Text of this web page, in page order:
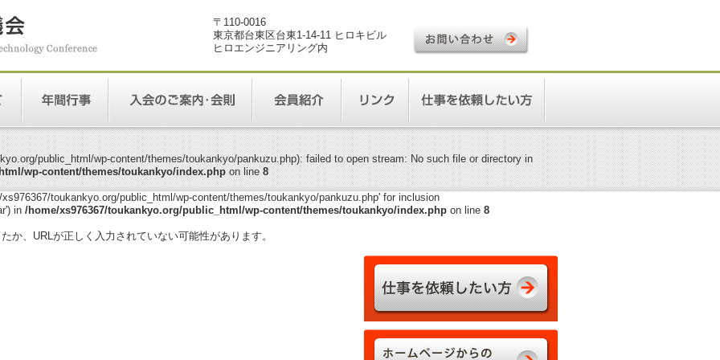
〒110-0016
東京都台東区台東1-14-11 ヒロキビル
ヒロエンジニアリング内
public_html/wp-content/themes/toukankyo/pankuzu.php): failed to open stream: No such file or directory in
wp-content/themes/toukankyo/index.phpon line8
toukankyo.org/public_html/wp-content/themes/toukankyo/pankuzu.php' for inclusion
in /home/xs976367/toukankyo.org/public_html/wp-content/themes/toukankyo/index.phpon line 8
か、URLが正しく入力されていない可能性があります。